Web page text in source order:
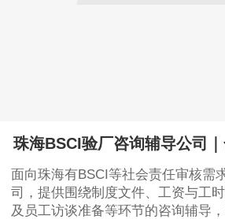
珠海BSCI验厂咨询辅导公司
面向珠海有BSCI等社会责任审核需
司，提供围绕制度文件、工资与工
及员工访谈准备等环节的咨询辅导